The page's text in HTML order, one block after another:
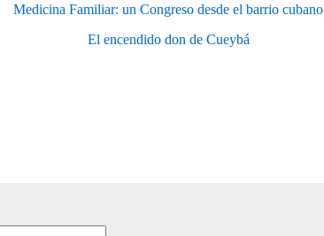
Medicina Familiar: un Congreso desde el barrio cubano
El encendido don de Cueybá